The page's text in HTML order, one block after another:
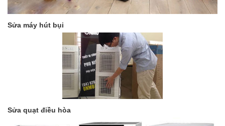
Sửa máy hút bụi
Sửa quạt điều hòa